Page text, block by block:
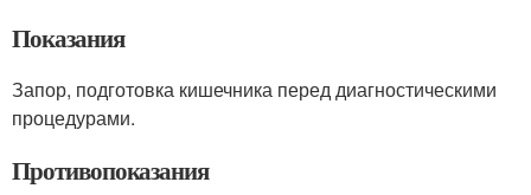
Показания
Запор, подготовка кишечника перед диагностическими
процедурами.
Противопоказания